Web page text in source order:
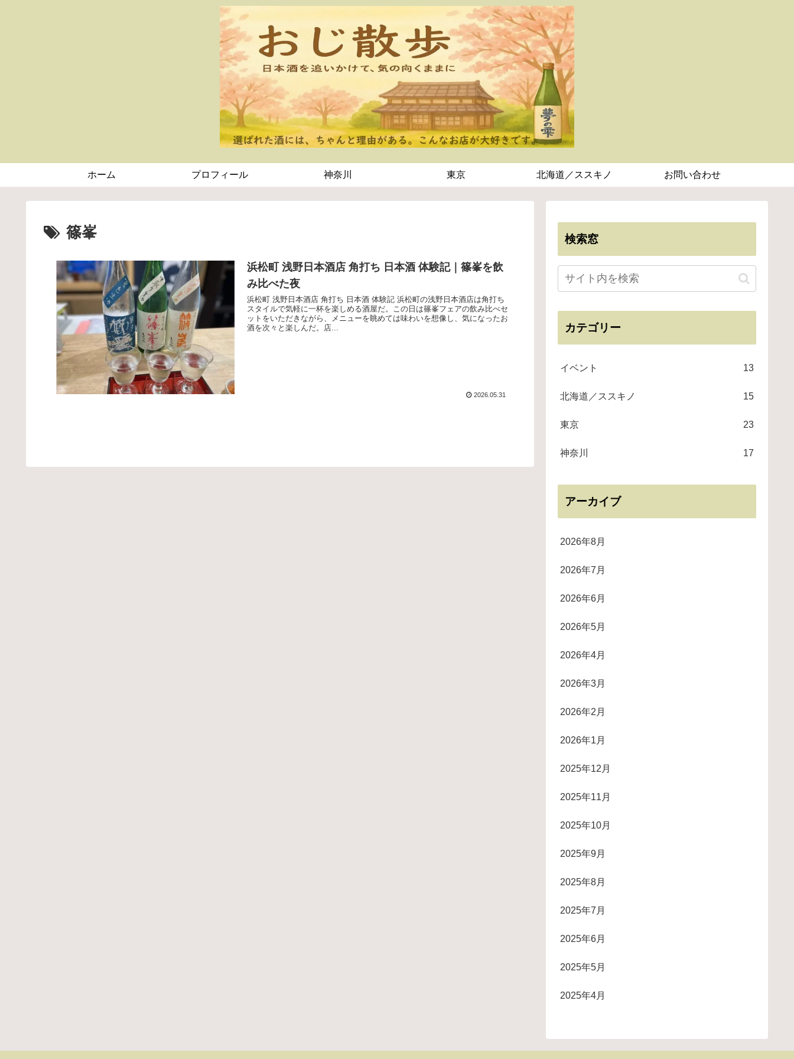
ホーム プロフィール 神奈川 東京 北海道／ススキノ お問い合わせ
篠峯
浜松町 浅野日本酒店 角打ち 日本酒 体験記｜篠峯を飲
み比べた夜
浜松町 浅野日本酒店 角打ち 日本酒 体験記 浜松町の浅野日本酒店は角打ち
スタイルで気軽に一杯を楽しめる酒屋だ。この日は篠峯フェアの飲み比べセ
ットをいただきながら、メニューを眺めては味わいを想像し、気になったお
酒を次々と楽しんだ。店...
2026.05.31
検索窓
カテゴリー
イベント 13
北海道／ススキノ 15
東京 23
神奈川 17
アーカイブ
2026年8月
2026年7月
2026年6月
2026年5月
2026年4月
2026年3月
2026年2月
2026年1月
2025年12月
2025年11月
2025年10月
2025年9月
2025年8月
2025年7月
2025年6月
2025年5月
2025年4月